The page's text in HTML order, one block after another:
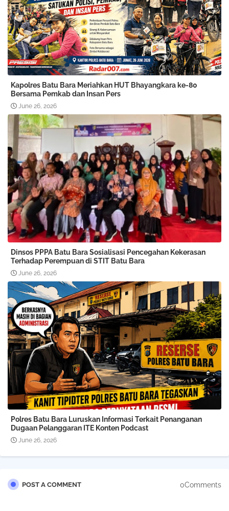
Kapolres Batu Bara Meriahkan HUT Bhayangkara ke-80
Bersama Pemkab dan Insan Pers
June 26, 2026
Dinsos PPPA Batu Bara Sosialisasi Pencegahan Kekerasan
Terhadap Perempuan di STIT Batu Bara
June 26, 2026
Polres Batu Bara Luruskan Informasi Terkait Penanganan
Dugaan Pelanggaran ITE Konten Podcast
June 26, 2026
POST A COMMENT 0Comments